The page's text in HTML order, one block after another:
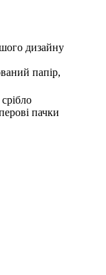
дизайну
папір,
пачки